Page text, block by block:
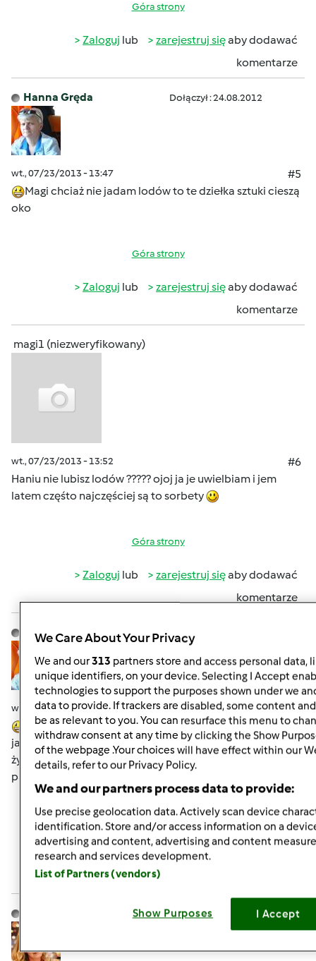
Góra strony
Zaloguj lub zarejestruj sięaby dodawać
komentarze
Hanna Gręda Dołączył : 24.08.2012
wt., 07/23/2013 - 13:47
#5
Magi chciaż nie jadam lodów to te dziełka sztuki cieszą
oko
Góra strony
Zaloguj lub zarejestruj sięaby dodawać
komentarze
magi1 (niezweryfikowany)
wt., 07/23/2013 - 13:52
#6
Haniu nie lubisz lodów ????? ojoj ja je uwielbiam i jem
latem częśto najczęściej są to sorbety
Góra strony
Zaloguj lub zarejestruj sięaby dodawać
komentarze
Hanna Gręda
wt., 07/23/2013 - 13:59
#7
Ja jestem taki dziwoląg ,że nie jadam lodów,podobno
jako małe dziecko się zatrułam ,ą niechęć została na całe
życie,ale często robię w domu sorbety i lody bo moi
panowie łącznie z wnuczką to lodożercy hi hi hi
Góra strony
Zalogujlub zarejestruj się
Dołączył : 10.03.2013
We Care About Your Privacy
We and our313 partners store and access personal data,
unique identifiers, on your device. Selecting I Accept
technologies to support the purposes shown under we
data to provide. If trackers are disabled, some content
be as relevant to you. You can resurface this menu to
withdraw consent at any time by clicking the Show
of the webpage .Your choices will have effect within our
details, refer to our Privacy Policy.
We and our partners process data to provide:
Use precise geolocation data. Actively scan device
identification. Store and/or access information on a
advertising and content, advertising and content
research and services development.
List of Partners (vendors)
Show Purposes I Accept